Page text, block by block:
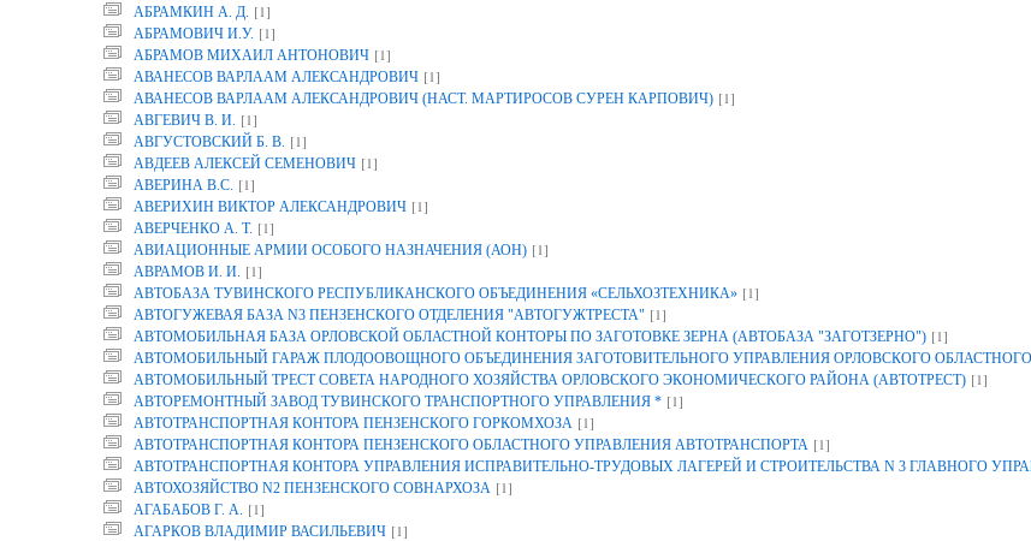
АБРАМКИН А. Д. [1]
АБРАМОВИЧ И.У. [1]
АБРАМОВ МИХАИЛ АНТОНОВИЧ [1]
АВАНЕСОВ ВАРЛААМ АЛЕКСАНДРОВИЧ [1]
АВАНЕСОВ ВАРЛААМ АЛЕКСАНДРОВИЧ (НАСТ. МАРТИРОСОВ СУРЕН КАРПОВИЧ) [1]
АВГЕВИЧ В. И. [1]
АВГУСТОВСКИЙ Б. В. [1]
АВДЕЕВ АЛЕКСЕЙ СЕМЕНОВИЧ [1]
АВЕРИНА B.C. [1]
АВЕРИХИН ВИКТОР АЛЕКСАНДРОВИЧ [1]
АВЕРЧЕНКО А. Т. [1]
АВИАЦИОННЫЕ АРМИИ ОСОБОГО НАЗНАЧЕНИЯ (АОН) [1]
АВРАМОВ И. И. [1]
АВТОБАЗА ТУВИНСКОГО РЕСПУБЛИКАНСКОГО ОБЪЕДИНЕНИЯ «СЕЛЬХОЗТЕХНИКА» [1]
АВТОГУЖЕВАЯ БАЗА N3 ПЕНЗЕНСКОГО ОТДЕЛЕНИЯ "АВТОГУЖТРЕСТА" [1]
АВТОМОБИЛЬНАЯ БАЗА ОРЛОВСКОЙ ОБЛАСТНОЙ КОНТОРЫ ПО ЗАГОТОВКЕ ЗЕРНА (АВТОБАЗА "ЗАГОТЗЕРНО") [1]
АВТОМОБИЛЬНЫЙ ГАРАЖ ПЛОДООВОЩНОГО ОБЪЕДИНЕНИЯ ЗАГОТОВИТЕЛЬНОГО УПРАВЛЕНИЯ ОРЛОВСКОГО
АВТОМОБИЛЬНЫЙ ТРЕСТ СОВЕТА НАРОДНОГО ХОЗЯЙСТВА ОРЛОВСКОГО ЭКОНОМИЧЕСКОГО РАЙОНА (АВТОТРЕСТ) [1]
АВТОРЕМОНТНЫЙ ЗАВОД ТУВИНСКОГО ТРАНСПОРТНОГО УПРАВЛЕНИЯ * [1]
АВТОТРАНСПОРТНАЯ КОНТОРА ПЕНЗЕНСКОГО ГОРКОМХОЗА [1]
АВТОТРАНСПОРТНАЯ КОНТОРА ПЕНЗЕНСКОГО ОБЛАСТНОГО УПРАВЛЕНИЯ АВТОТРАНСПОРТА [1]
АВТОТРАНСПОРТНАЯ КОНТОРА УПРАВЛЕНИЯ ИСПРАВИТЕЛЬНО-ТРУДОВЫХ ЛАГЕРЕЙ И СТРОИТЕЛЬСТВА N 3 ГЛАВНОГО
АВТОХОЗЯЙСТВО N2 ПЕНЗЕНСКОГО СОВНАРХОЗА [1]
АГАБАБОВ Г. А. [1]
АГАРКОВ ВЛАДИМИР ВАСИЛЬЕВИЧ [1]